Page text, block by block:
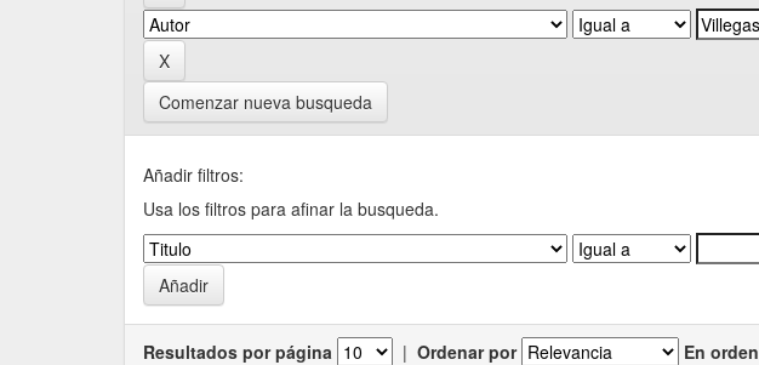
Comenzar nueva busqueda
Añadir filtros:
Usa los filtros para afinar la busqueda.
Resultados por página | Ordenar por En orden